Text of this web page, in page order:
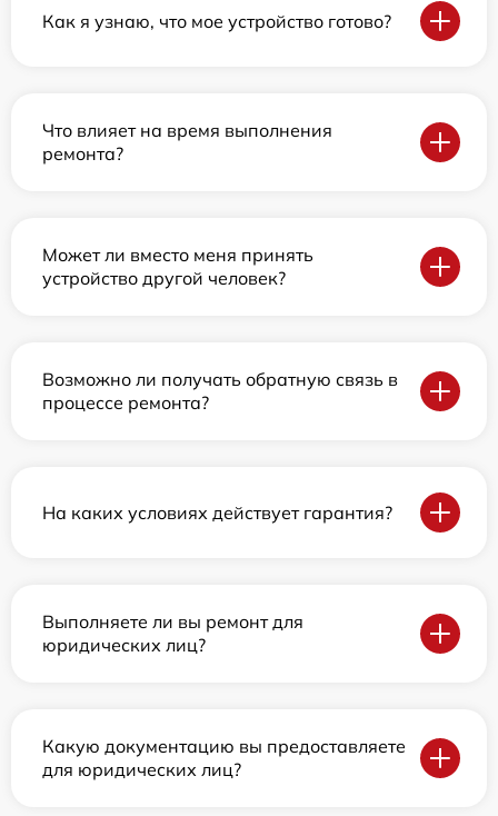
Как я узнаю, что мое устройство готово?
Что влияет на время выполнения
ремонта?
Может ли вместо меня принять
устройство другой человек?
Возможно ли получать обратную связь в
процессе ремонта?
На каких условиях действует гарантия?
Выполняете ли вы ремонт для
юридических лиц?
Какую документацию вы предоставляете
для юридических лиц?